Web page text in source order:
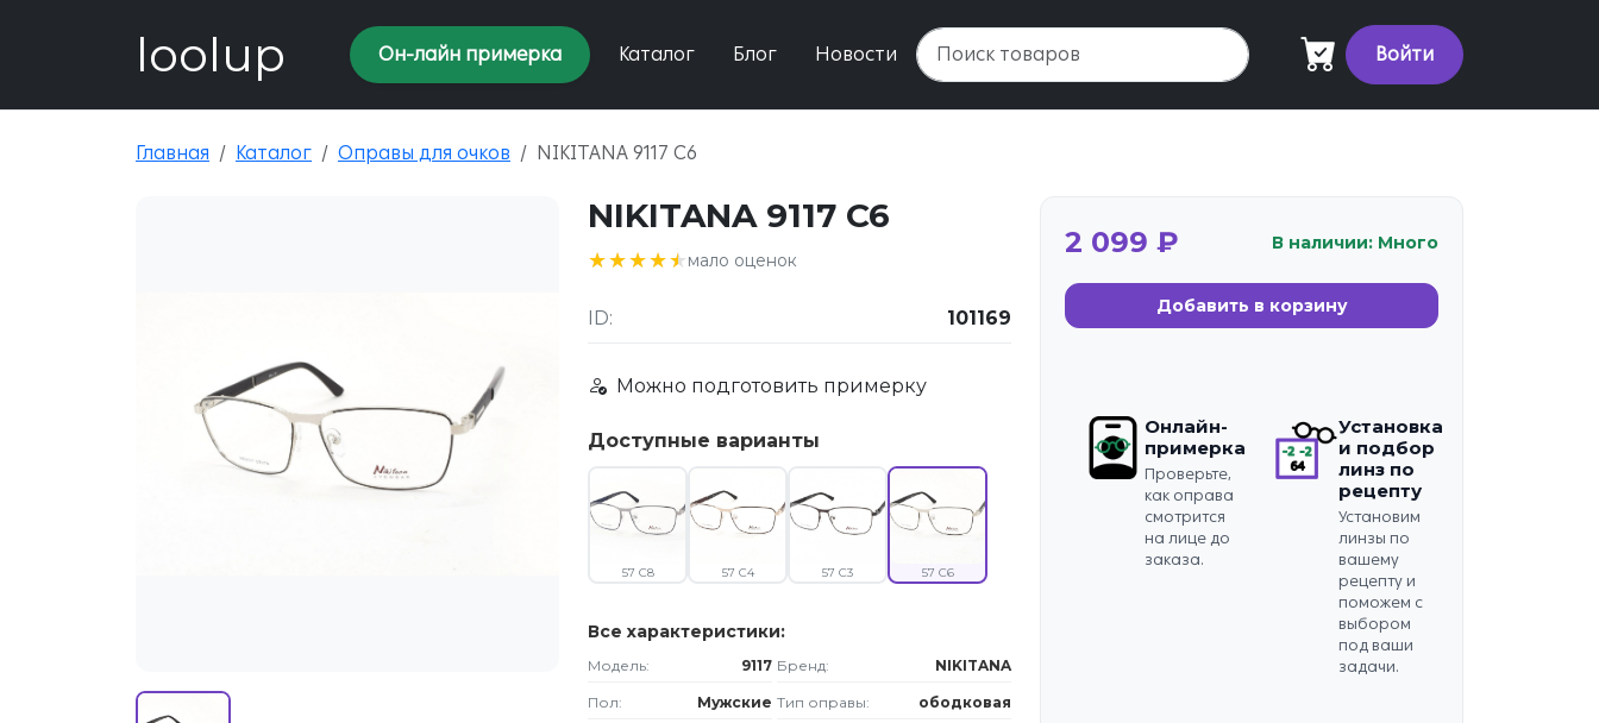
loolup Он-лайн примерка Каталог Блог Новости Войти
Главная Каталог Оправы для очков NIKITANA 9117 C6
NIKITANA 9117 C6
★★★★★
★★★★★мало оценок
ID: 101169
Можно подготовить примерку
Доступные варианты
57 C8 57 C4 57 C3 57 C6
Все характеристики:
Модель: 9117 Бренд: NIKITANA
Пол: Мужские Тип оправы: ободковая
2 099 ₽ В наличии: Много
Добавить в корзину
Онлайн-
примерка
Проверьте,
как оправа
смотрится
на лице до
заказа.
Установка
и подбор
линз по
рецепту
Установим
линзы по
вашему
рецепту и
поможем с
выбором
под ваши
задачи.